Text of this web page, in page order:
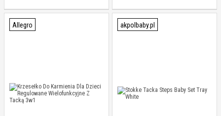
Allegro akpolbaby.pl